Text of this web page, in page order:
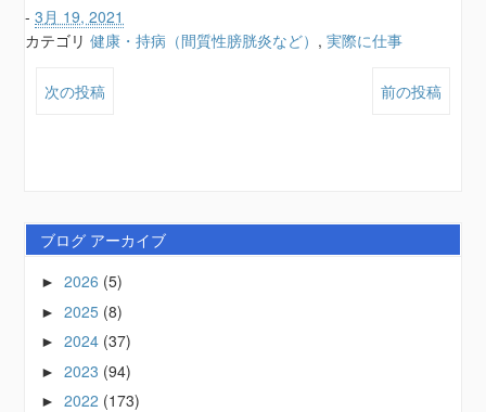
-3月 19, 2021
カテゴリ健康・持病（間質性膀胱炎など） ,実際に仕事
次の投稿 前の投稿
ブログ アーカイブ
►2026 (5)
►2025 (8)
►2024 (37)
►2023 (94)
►2022 (173)